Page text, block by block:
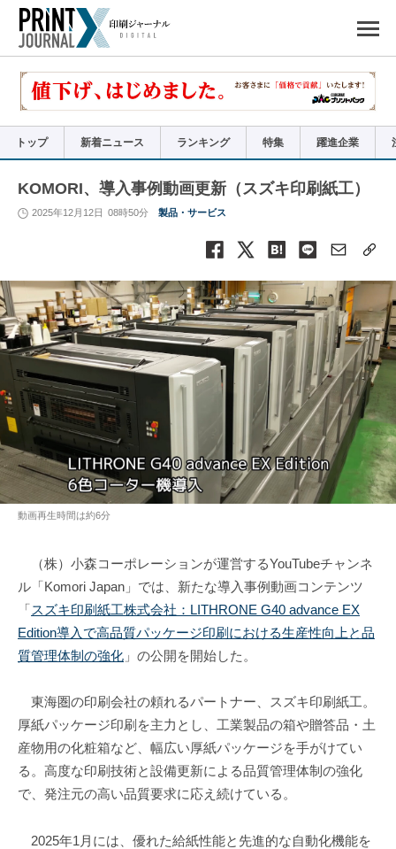
で
リ
トップ 新着ニュース ランキング 特集 躍進企業
KOMORI、導入事例動画更新（スズキ印刷紙工）
2025年12月12日 08時50分 製品・サービス
動画再生時間は約6分
（株）小森コーポレーションが運営するYouTubeチャンネ
ル「Komori Japan」では、新たな導入事例動画コンテンツ
「スズキ印刷紙工株式会社：LITHRONE G40 advance EX
Edition導入で高品質パッケージ印刷における生産性向上と品
質管理体制の強化 」の公開を開始した。
東海圏の印刷会社の頼れるパートナー、スズキ印刷紙工。
厚紙パッケージ印刷を主力とし、工業製品の箱や贈答品・土
産物用の化粧箱など、幅広い厚紙パッケージを手がけてい
る。高度な印刷技術と設備更新による品質管理体制の強化
で、発注元の高い品質要求に応え続けている。
2025年1月には、優れた給紙性能と先進的な自動化機能を